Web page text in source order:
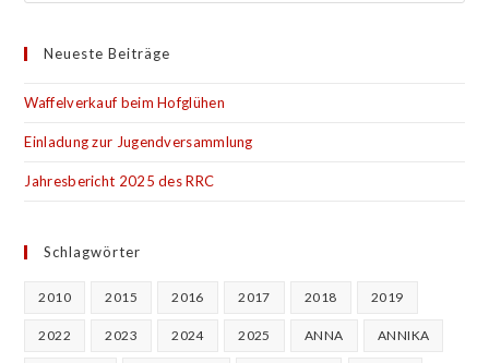
Neueste Beiträge
Waffelverkauf beim Hofglühen
Einladung zur Jugendversammlung
Jahresbericht 2025 des RRC
Schlagwörter
2010 2015 2016 2017 2018 2019
2022 2023 2024 2025 ANNA ANNIKA